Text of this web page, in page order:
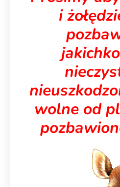
i
wolne od